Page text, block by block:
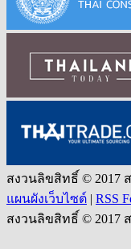
สงวนลิขสิทธิ์ © 2017
แผนผังเว็บไซต์ | RSS
สงวนลิขสิทธิ์ © 2017